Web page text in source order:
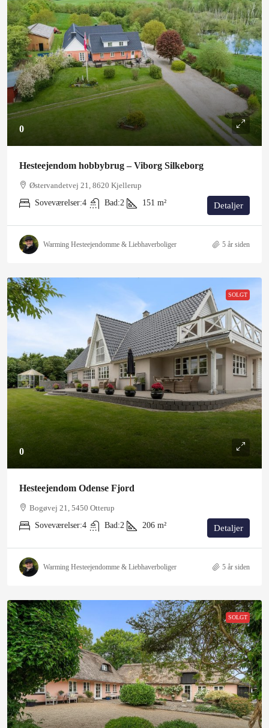
0
Hesteejendom hobbybrug – Viborg Silkeborg
Østervandetvej 21, 8620 Kjellerup
Soveværelser:4 Bad:2 151 m² Detaljer
Warming Hesteejendomme & Liebhaverboliger 5 år siden
SOLGT
0
Hesteejendom Odense Fjord
Bogøvej 21, 5450 Otterup
Soveværelser:4 Bad:2 206 m² Detaljer
Warming Hesteejendomme & Liebhaverboliger 5 år siden
SOLGT